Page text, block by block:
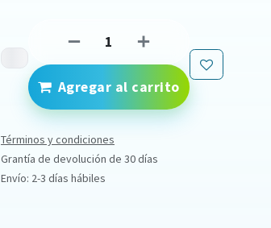
Agregar al carrito
Términos y condiciones
Grantía de devolución de 30 días
Envío: 2-3 días hábiles